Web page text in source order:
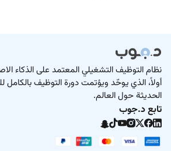
نظام التوظيف التشغيلي المعتمد على الذكاء
أولاً، الذي يوحّد ويؤتمت دورة التوظيف
الحديثة حول العالم.
تابع د.جوب